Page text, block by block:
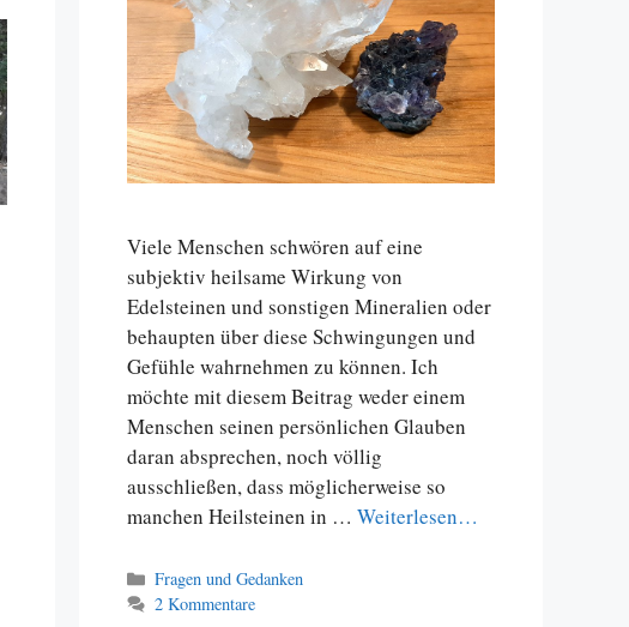
Viele Menschen schwören auf eine
subjektiv heilsame Wirkung von
Edelsteinen und sonstigen Mineralien oder
behaupten über diese Schwingungen und
Gefühle wahrnehmen zu können. Ich
möchte mit diesem Beitrag weder einem
Menschen seinen persönlichen Glauben
daran absprechen, noch völlig
ausschließen, dass möglicherweise so
manchen Heilsteinen in …Weiterlesen…
Kategorien
Fragen und Gedanken
2 Kommentare